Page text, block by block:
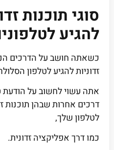
סוגי תוכנות
להגיע
כשאתה חושב על הדרכים
זדוניות להגיע לטלפון
אתה עשוי לחשוב על
דרכים אחרות שבהן תוכנות
לטלפון שלך,
כמו דרך אפליקציה זדונית.